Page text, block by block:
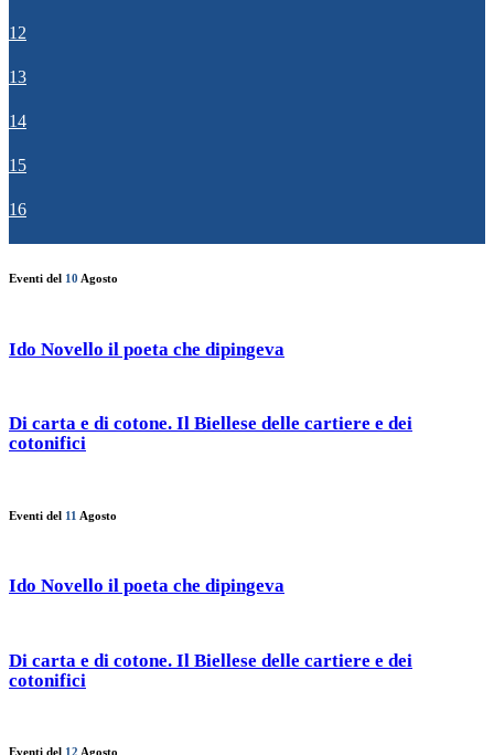
12
13
14
15
16
Eventi del 10 Agosto
Ido Novello il poeta che dipingeva
Di carta e di cotone. Il Biellese delle cartiere e dei
cotonifici
Eventi del 11 Agosto
Ido Novello il poeta che dipingeva
Di carta e di cotone. Il Biellese delle cartiere e dei
cotonifici
Eventi del 12 Agosto